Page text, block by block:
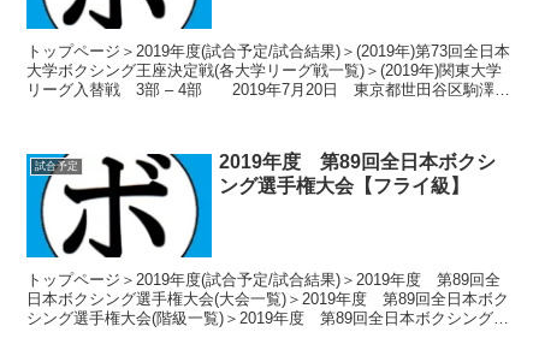
トップページ＞2019年度(試合予定/試合結果)＞(2019年)第73回全日本
大学ボクシング王座決定戦(各大学リーグ戦一覧)＞(2019年)関東大学
リーグ入替戦 3部 – 4部 2019年7月20日 東京都世田谷区駒澤
試合予定
2019年度 第89回全日本ボクシ
ング選手権大会【フライ級】
トップページ＞2019年度(試合予定/試合結果)＞2019年度 第89回全
日本ボクシング選手権大会(大会一覧)＞2019年度 第89回全日本ボク
シング選手権大会(階級一覧)＞2019年度 第89回全日本ボクシング選